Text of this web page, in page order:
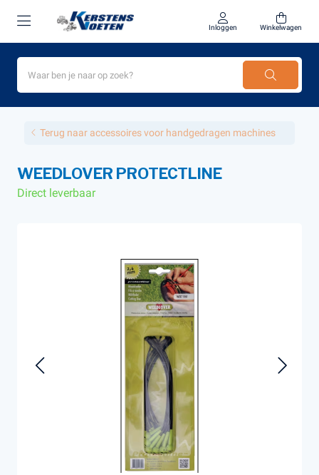
Inloggen Winkelwagen
Terug naar accessoires voor handgedragen machines
WEEDLOVER PROTECTLINE
Direct leverbaar